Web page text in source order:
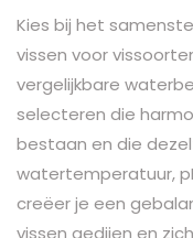
Kies bij het
vissen voor
vergelijkbare
selecteren die
bestaan en die
watertemperatuur,
creëer je een
vissen gedijen en